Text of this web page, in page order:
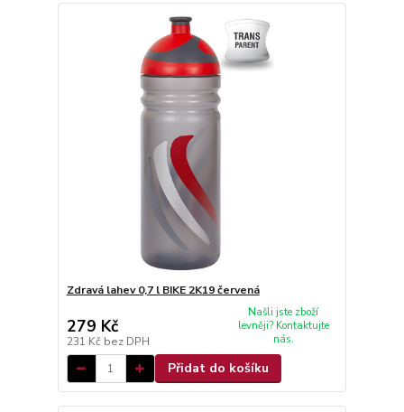
Zdravá lahev 0,7 l BIKE 2K19 červená
279 Kč
231 Kč bez DPH
Našli jste zboží
levněji? Kontaktujte
nás.
Přidat do košíku